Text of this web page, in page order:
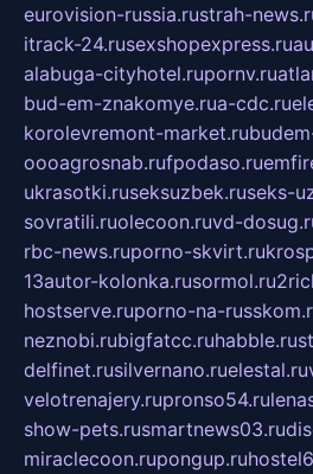
eurovision-russia.rustrah-
itrack-24.rusexshopexpress.ru
alabuga-cityhotel.rupornv.ru
bud-em-znakomye.rua-cdc.ru
korolevremont-market.ru
oooagrosnab.rufpodaso.ru
ukrasotki.ruseksuzbek.ruseks-
sovratili.ruolecoon.ruvd-
rbc-news.ruporno-skvirt.ru
13autor-kolonka.rusormol.ru
hostserve.ruporno-na-
neznobi.rubigfatcc.ruhabble.ru
delfinet.rusilvernano.ruelestal.ru
velotrenajery.rupronso54.ru
show-pets.rusmartnews03.ru
miraclecoon.rupongup.ru